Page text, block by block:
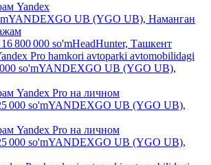
Yandex
YANDEXGO UB (YGO UB), Наманган
16 800 000 so'mHeadHunter, Ташкент
Pro hamkori avtoparki avtomobilidagi
so'mYANDEXGO UB (YGO UB),
Yandex Pro на личном
000 so'mYANDEXGO UB (YGO UB),
Yandex Pro на личном
000 so'mYANDEXGO UB (YGO UB),